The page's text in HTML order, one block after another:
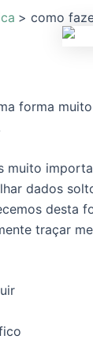
como
forma
muito
dados
desta
traçar